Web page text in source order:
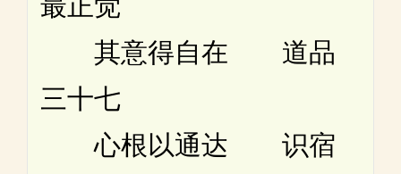
其意得自在 道品
三十七
心根以通达 识宿